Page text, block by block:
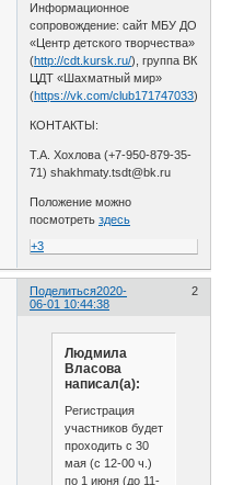
Информационное
сопровождение: сайт МБУ ДО
«Центр детского творчества»
(http://cdt.kursk.ru/), группа ВК
ЦДТ «Шахматный мир»
(https://vk.com/club171747033).
КОНТАКТЫ:
Т.А. Хохлова (+7-950-879-35-
71) shakhmaty.tsdt@bk.ru
Положение можно
посмотретьздесь
+3
Поделиться 2
2020-
06-01 10:44:38
Людмила
Власова
написал(а):
Регистрация
участников будет
проходить с 30
мая (с 12-00 ч.)
по 1 июня (до 11-